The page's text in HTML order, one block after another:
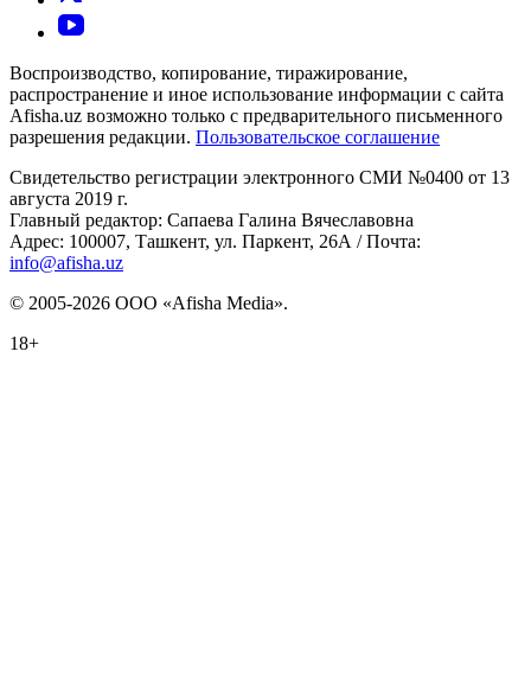
Воспроизводство, копирование, тиражирование,
распространение и иное использование информации с сайта
Afisha.uz возможно только с предварительного письменного
разрешения редакции. Пользовательское соглашение
Свидетельство регистрации электронного СМИ №0400 от 13
августа 2019 г.
Главный редактор: Сапаева Галина Вячеславовна
Адрес: 100007, Ташкент, ул. Паркент, 26А / Почта:
info@afisha.uz
© 2005-2026 ООО «Afisha Media».
18+